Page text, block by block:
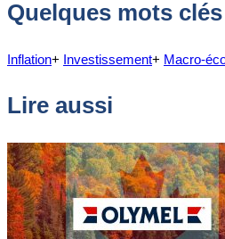
Quelques mots clés
Inflation+ Investissement+ Macro-
Lire aussi